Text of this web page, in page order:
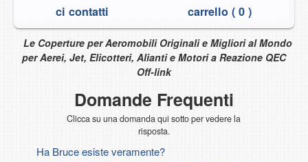
ci contatti carrello (0 )
Le Coperture per Aeromobili Originali e Migliori al Mondo
per Aerei, Jet, Elicotteri, Alianti e Motori a Reazione QEC
Off-link
Domande Frequenti
Clicca su una domanda qui sotto per vedere la
risposta.
Ha Bruce esiste veramente?